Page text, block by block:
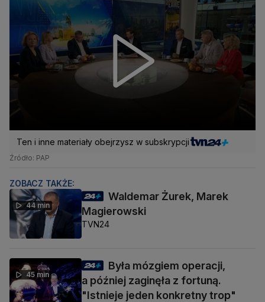
Ten i inne materiały obejrzysz w subskrypcji
Źródło: PAP
ZOBACZ TAKŻE:
44 min
Waldemar Żurek, Marek
Magierowski
TVN24
45 min
Była mózgiem operacji,
a później zaginęła z fortuną.
"Istnieje jeden konkretny trop"